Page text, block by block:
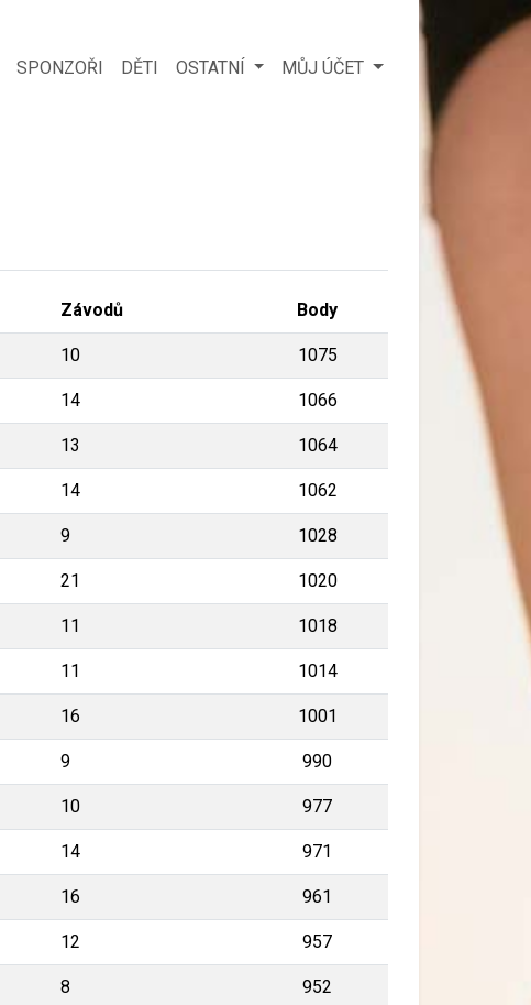
SPONZOŘI DĚTI OSTATNÍ MŮJ ÚČET
Závodů Body
10 1075
14 1066
13 1064
14 1062
9 1028
21 1020
11 1018
11 1014
16 1001
9 990
10 977
14 971
16 961
12 957
8 952